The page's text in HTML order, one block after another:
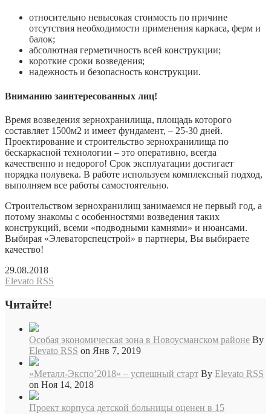
относительно невысокая стоимость по причине
отсутствия необходимости применения каркаса, ферм и
балок;
абсолютная герметичность всей конструкции;
короткие сроки возведения;
надежность и безопасность конструкции.
Вниманию заинтересованных лиц!
Время возведения зернохранилища, площадь которого
составляет 1500м2 и имеет фундамент, – 25-30 дней.
Проектирование и строительство зернохранилища по
бескаркасной технологии – это оперативно, всегда
качественно и недорого! Срок эксплуатации достигает
порядка полувека. В работе используем комплексный подход,
выполняем все работы самостоятельно.
Строительством зернохранилищ занимаемся не первый год, а
потому знакомы с особенностями возведения таких
конструкций, всеми «подводными камнями» и нюансами.
Выбирая «Элеваторспецстрой» в партнеры, Вы выбираете
качество!
29.08.2018
Elevato RSS
Читайте!
Особая экономическая зона в Новоусманском районе By
Elevato RSS on Янв 7, 2019
«Металл-Экспо’2018» – успешный старт By Elevato RSS
on Ноя 14, 2018
Проект корпуса детской больницы оценен в 15